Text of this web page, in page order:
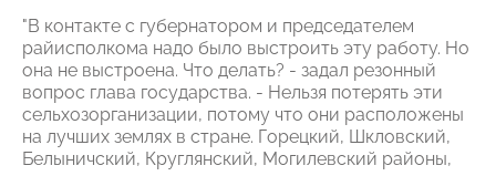
"В контакте с губернатором и председателем
райисполкома надо было выстроить эту работу. Но
она не выстроена. Что делать? - задал резонный
вопрос глава государства. - Нельзя потерять эти
сельхозорганизации, потому что они расположены
на лучших землях в стране. Горецкий, Шкловский,
Белыничский, Круглянский, Могилевский районы,